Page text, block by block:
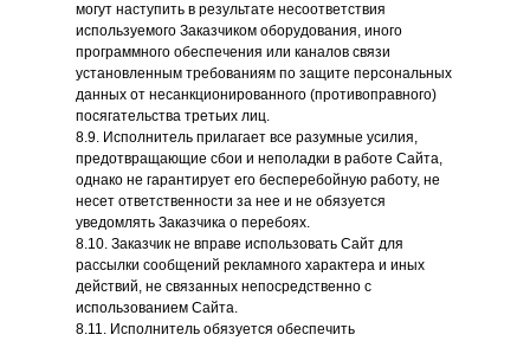
могут наступить в результате несоответствия
используемого Заказчиком оборудования, иного
программного обеспечения или каналов связи
установленным требованиям по защите персональных
данных от несанкционированного (противоправного)
посягательства третьих лиц.
8.9. Исполнитель прилагает все разумные усилия,
предотвращающие сбои и неполадки в работе Сайта,
однако не гарантирует его бесперебойную работу, не
несет ответственности за нее и не обязуется
уведомлять Заказчика о перебоях.
8.10. Заказчик не вправе использовать Сайт для
рассылки сообщений рекламного характера и иных
действий, не связанных непосредственно с
использованием Сайта.
8.11. Исполнитель обязуется обеспечить